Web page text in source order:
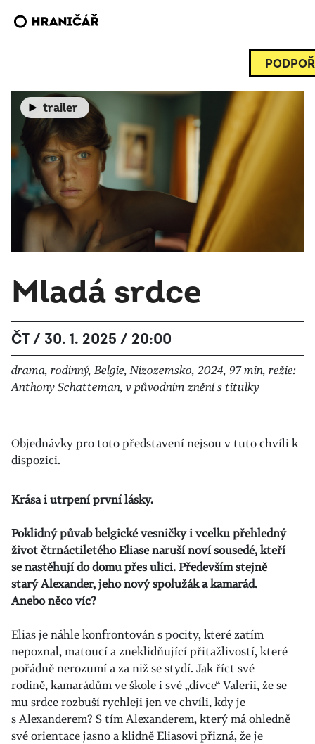
trailer
Mladá srdce
ČT / 30. 1. 2025 / 20:00
drama, rodinný, Belgie, Nizozemsko, 2024, 97 min, režie:
Anthony Schatteman, v původním znění s titulky
Objednávky pro toto představení nejsou v tuto chvíli k
dispozici.
Krása i utrpení první lásky.
Poklidný půvab belgické vesničky i vcelku přehledný
život čtrnáctiletého Eliase naruší noví sousedé, kteří
se nastěhují do domu přes ulici. Především stejně
starý Alexander, jeho nový spolužák a kamarád.
Anebo něco víc?
Elias je náhle konfrontován s pocity, které zatím
nepoznal, matoucí a zneklidňující přitažlivostí, které
pořádně nerozumí a za niž se stydí. Jak říct své
rodině, kamarádům ve škole i své „dívce“ Valerii, že se
mu srdce rozbuší rychleji jen ve chvíli, kdy je
s Alexanderem? S tím Alexanderem, který má ohledně
své orientace jasno a klidně Eliasovi přizná, že je